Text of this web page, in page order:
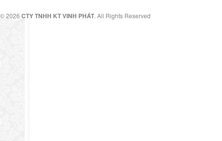
© 2026 CTY TNHH KT VINH PHÁT. All Rights Reserved